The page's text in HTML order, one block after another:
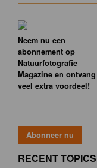
Neem nu een
abonnement op
Natuurfotografie
Magazine en ontvang
veel extra voordeel!
RECENT TOPICS